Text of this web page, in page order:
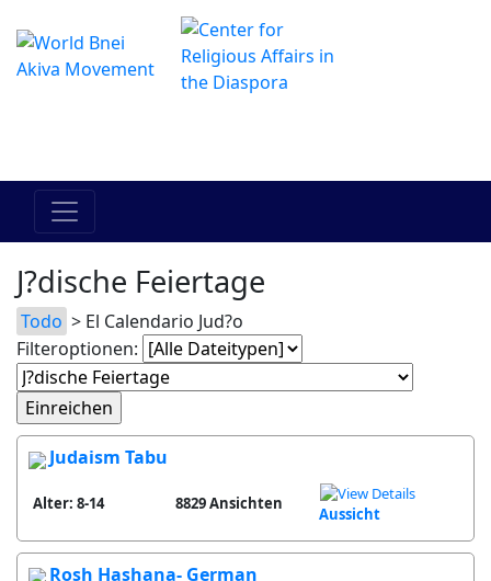
J?dische Feiertage
Todo > El Calendario Jud?o
Filteroptionen:
Judaism Tabu
Alter: 8-14 8829 Ansichten
Aussicht
Rosh Hashana- German